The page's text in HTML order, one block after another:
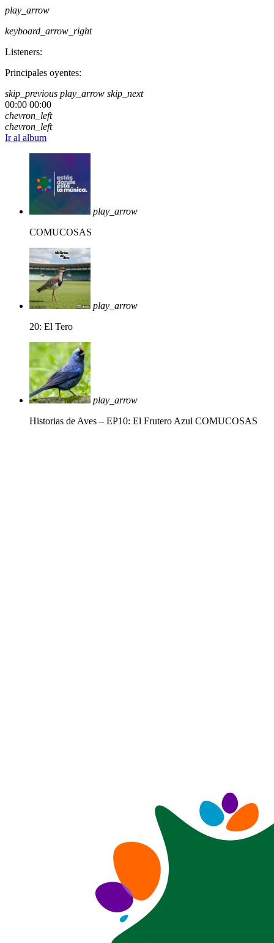
play_arrow
keyboard_arrow_right
Listeners:
Principales oyentes:
skip_previous play_arrow skip_next
00:00 00:00
chevron_left
chevron_left
Ir al album
play_arrow
COMUCOSAS
play_arrow
20: El Tero
play_arrow
Historias de Aves – EP10: El Frutero Azul COMUCOSAS